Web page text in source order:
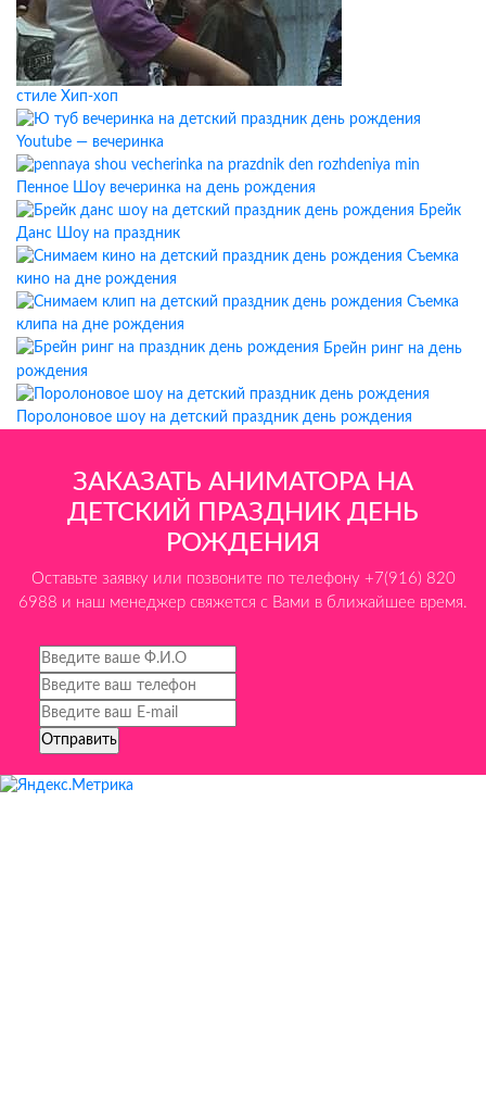
стиле Хип-хоп
Youtube — вечеринка
Пенное Шоу вечеринка на день рождения
Брейк
Данс Шоу на праздник
Съемка
кино на дне рождения
Съемка
клипа на дне рождения
Брейн ринг на день
рождения
Поролоновое шоу на детский праздник день рождения
ЗАКАЗАТЬ АНИМАТОРА НА
ДЕТСКИЙ ПРАЗДНИК ДЕНЬ
РОЖДЕНИЯ
Оставьте заявку или позвоните по телефону +7(916) 820
6988 и наш менеджер свяжется с Вами в ближайшее время.